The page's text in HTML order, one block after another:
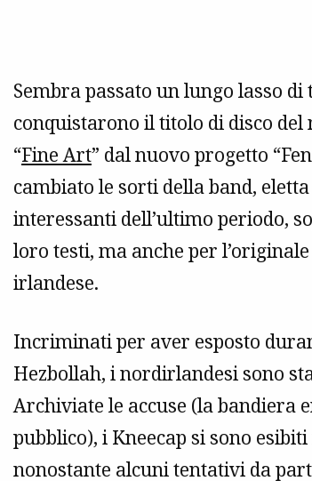
Sembra passato un lungo lasso
conquistarono il titolo di disco del
“Fine Art” dal nuovo progetto
cambiato le sorti della band,
interessanti dell’ultimo periodo,
loro testi, ma anche per
irlandese.
Incriminati per aver esposto
Hezbollah, i nordirlandesi sono
Archiviate le accuse (la bandiera
pubblico), i Kneecap si sono
nonostante alcuni tentativi da